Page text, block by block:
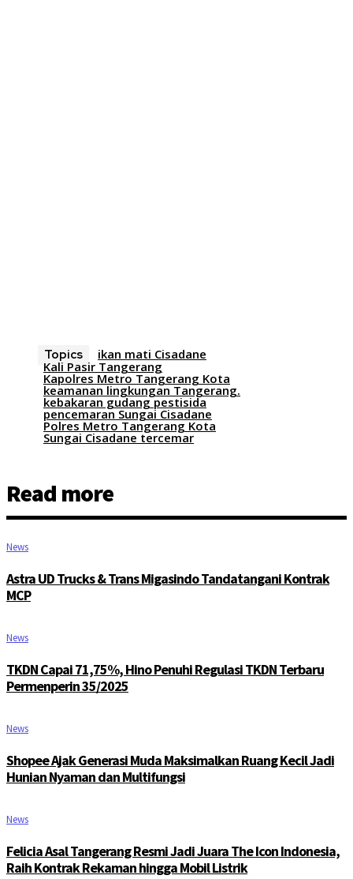
Topics
ikan mati Cisadane
Kali Pasir Tangerang
Kapolres Metro Tangerang Kota
keamanan lingkungan Tangerang.
kebakaran gudang pestisida
pencemaran Sungai Cisadane
Polres Metro Tangerang Kota
Sungai Cisadane tercemar
Read more
News
Astra UD Trucks & Trans Migasindo Tandatangani Kontrak
MCP
News
TKDN Capai 71,75%, Hino Penuhi Regulasi TKDN Terbaru
Permenperin 35/2025
News
Shopee Ajak Generasi Muda Maksimalkan Ruang Kecil Jadi
Hunian Nyaman dan Multifungsi
News
Felicia Asal Tangerang Resmi Jadi Juara The Icon Indonesia,
Raih Kontrak Rekaman hingga Mobil Listrik